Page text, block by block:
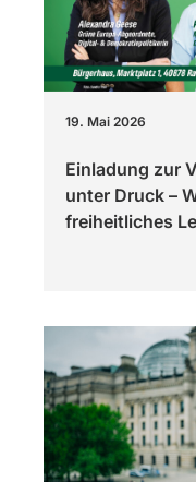
19. Mai 2026
Einladung zur
unter Druck –
freiheitliches